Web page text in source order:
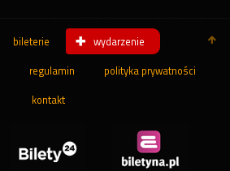
bileterie wydarzenie
regulamin polityka prywatności
kontakt